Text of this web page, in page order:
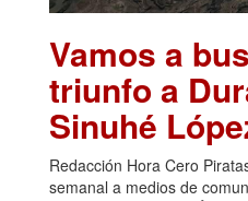
Vamos a
triunfo a
Sinuhé
Redacción Hora Cero
semanal a medios de